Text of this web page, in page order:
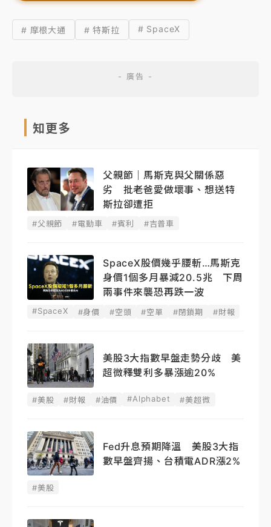
# 摩根大通 # 特斯拉 # SpaceX
知更多
父親節｜馬斯克與父關係惡
劣 批老爸愛做壞事、想送特
斯拉卻遭拒
#父親節 #電動車 #賓利 #吉普車
SpaceX股價幾乎腰斬…馬斯克
身價1個多月暴減20.5兆 下周
兩事件來襲恐再跌一波
#SpaceX #身價 #空頭 #空單 #閉鎖期 #財報
美股3大指數早盤走勢分歧 美
超微釋雙利多暴漲逾20%
#美股 #財報 #油價 #Alphabet #美超微
Fed升息預期降溫 美股3大指
數早盤齊揚、台積電ADR漲2%
#美股